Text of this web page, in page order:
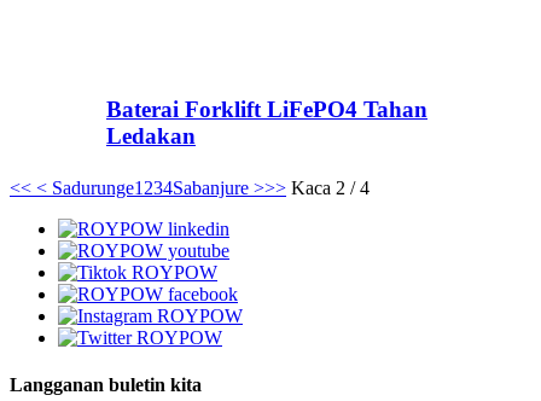
Baterai Forklift LiFePO4 Tahan
Ledakan
<< < Sadurunge1 234Sabanjure >>> Kaca 2 / 4
Langganan buletin kita